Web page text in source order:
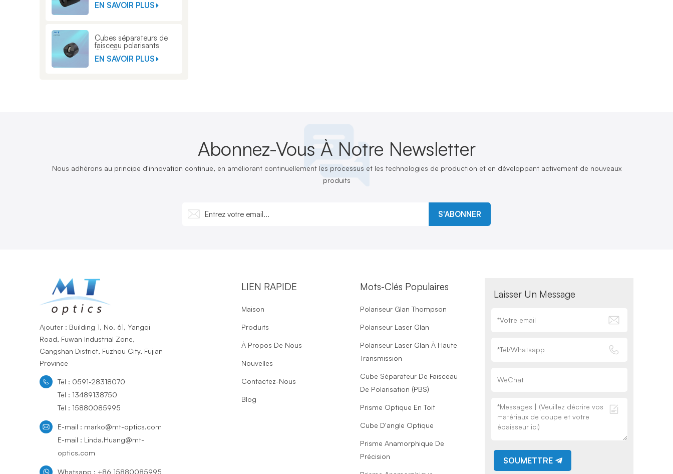
EN SAVOIR PLUS
Cubes séparateurs de
faisceau polarisants
Glan Thompson
EN SAVOIR PLUS
Abonnez-Vous À Notre Newsletter
Nous adhérons au principe d'innovation continue, en améliorant continuellement les processus et les technologies de production et en développant activement de nouveaux
produits
S'ABONNER
Ajouter : Building 1, No. 61, Yangqi
Road, Fuwan Industrial Zone,
Cangshan District, Fuzhou City, Fujian
Province
Tél : 0591-28318070
Tél : 13489138750
Tél : 15880085995
E-mail : marko@mt-optics.com
E-mail : Linda.Huang@mt-
optics.com
Whatsapp : +86 15880085995
LIEN RAPIDE
Maison
Produits
À Propos De Nous
Nouvelles
Contactez-Nous
Blog
Mots-Clés Populaires
Polariseur Glan Thompson
Polariseur Laser Glan
Polariseur Laser Glan À Haute
Transmission
Cube Séparateur De Faisceau
De Polarisation (PBS)
Prisme Optique En Toit
Cube D'angle Optique
Prisme Anamorphique De
Précision
Laisser Un Message
SOUMETTRE